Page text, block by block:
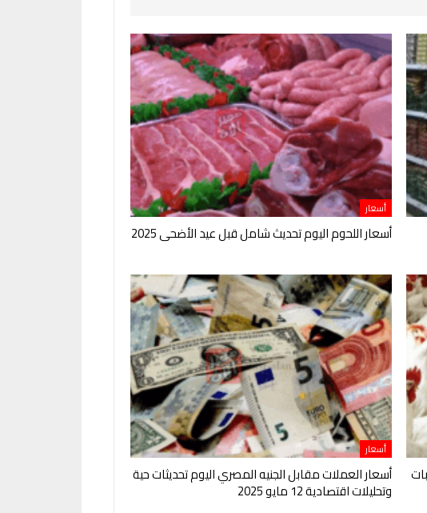
أسعار
أسعار اللحوم اليوم تحديث شامل قبل عيد الأضحى 2025
أسعار
أسعار العملات مقابل الجنيه المصري اليوم تحديثات حية
وتحليلات اقتصادية 12 مايو 2025